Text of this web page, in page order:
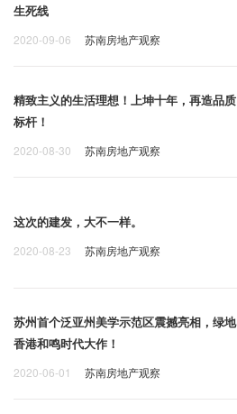
生死线
2020-09-06 苏南房地产观察
精致主义的生活理想！上坤十年，再造品质
标杆！
2020-08-30 苏南房地产观察
这次的建发，大不一样。
2020-08-23 苏南房地产观察
苏州首个泛亚州美学示范区震撼亮相，绿地
香港和鸣时代大作！
2020-06-01 苏南房地产观察